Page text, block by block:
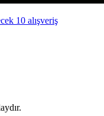
10 alışveriş